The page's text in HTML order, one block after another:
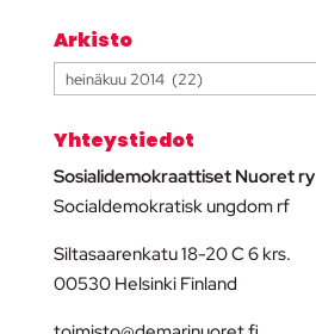
Arkisto
Arkisto
Yhteystiedot
Sosialidemokraattiset Nuoret ry
Socialdemokratisk ungdom rf
Siltasaarenkatu 18-20 C 6 krs.
00530 Helsinki Finland